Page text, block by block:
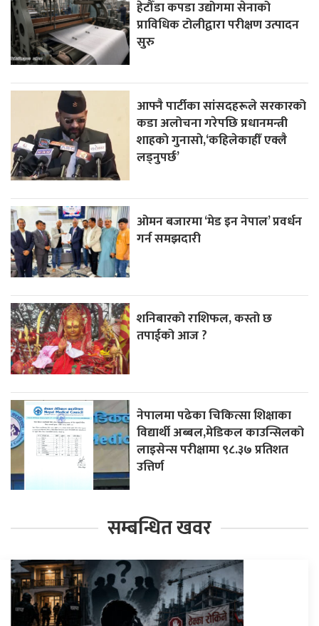
हेटौँडा कपडा उद्योगमा सेनाको
प्राविधिक टोलीद्वारा परीक्षण उत्पादन
सुरु
आफ्नै पार्टीका सांसदहरूले सरकारको
कडा अलोचना गरेपछि प्रधानमन्त्री
शाहकाे गुनासाे,‘कहिलेकाहीँ एक्लै
लड्नुपर्छ’
ओमन बजारमा ‘मेड इन नेपाल’ प्रवर्धन
गर्न समझदारी
शनिबारको राशिफल, कस्तो छ
तपाईको आज ?
नेपालमा पढेका चिकित्सा शिक्षाका
विद्यार्थी अब्बल,मेडिकल काउन्सिलको
लाइसेन्स परीक्षामा ९८.३७ प्रतिशत
उत्तिर्ण
सम्बन्धित खवर